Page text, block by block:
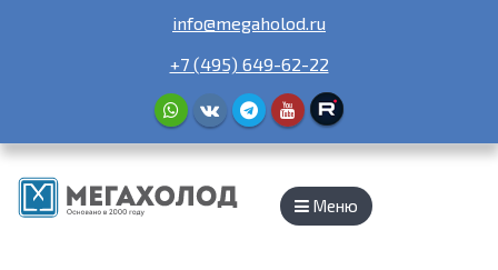
info@megaholod.ru
+7 (495) 649-62-22
Меню